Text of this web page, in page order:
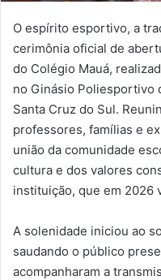
O espírito esportivo, a
cerimônia oficial de
do Colégio Mauá,
no Ginásio Poliesportivo
Santa Cruz do Sul.
professores, famílias e
união da comunidade
cultura e dos valores
instituição, que em 2026
A solenidade iniciou ao
saudando o público
acompanharam a